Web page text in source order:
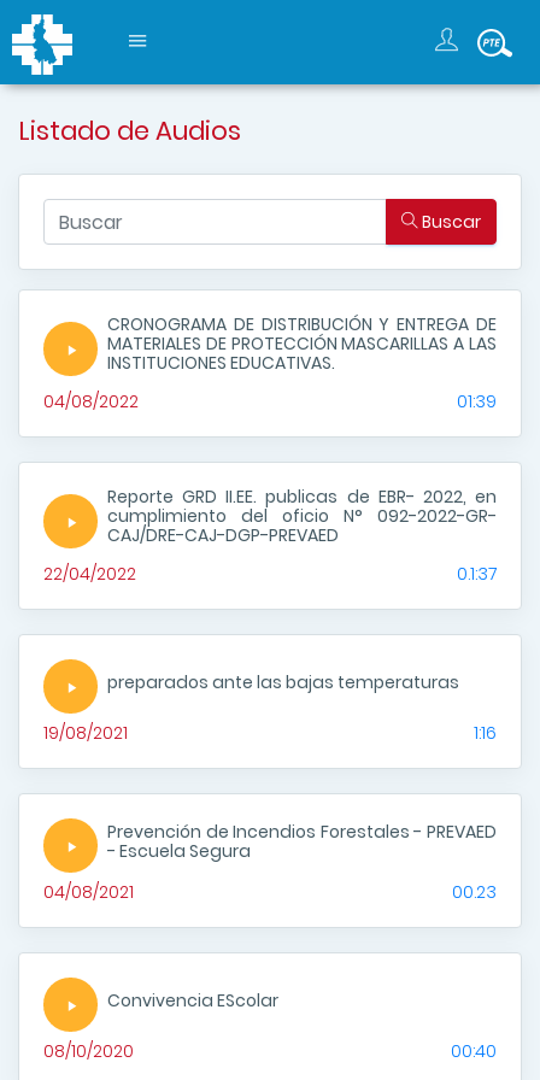
Listado de Audios
Buscar
CRONOGRAMA DE DISTRIBUCIÓN Y ENTREGA DE
MATERIALES DE PROTECCIÓN MASCARILLAS A LAS
INSTITUCIONES EDUCATIVAS.
04/08/2022
01:39
Reporte GRD II.EE. publicas de EBR- 2022, en
cumplimiento del oficio N° 092-2022-GR-
CAJ/DRE-CAJ-DGP-PREVAED
22/04/2022
0.1:37
preparados ante las bajas temperaturas
19/08/2021 1:16
Prevención de Incendios Forestales - PREVAED
- Escuela Segura
04/08/2021
00.23
Convivencia EScolar
08/10/2020 00:40